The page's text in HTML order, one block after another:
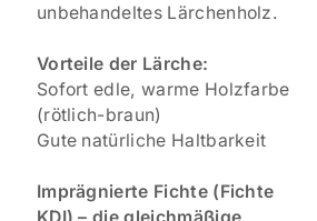
unbehandeltes Lärchenholz.
Vorteile der Lärche:
Sofort edle, warme Holzfarbe
(rötlich-braun)
Gute natürliche Haltbarkeit
Imprägnierte Fichte (Fichte